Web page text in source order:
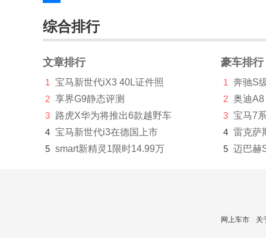
宝马M2
宝马M4(2167)
宝马M5 (1752)
宝马X3 M(818)
宝马X3 M50(24)
综合排行
文章排行
1
宝马新世代iX3 40L证件照
2 享界G9静态评测
3 路虎X华为将推出6款越野车
4 宝马新世代i3在德国上市
5 smart新精灵1限时14.99万
豪车排行
1 奔驰S
2 奥迪A8
3 宝马7系
4 雷克萨
5 迈巴赫
网上车市 关